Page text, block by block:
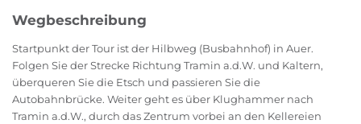
Wegbeschreibung
Startpunkt der Tour ist der Hilbweg (Busbahnhof) in Auer.
Folgen Sie der Strecke Richtung Tramin a.d.W. und Kaltern,
überqueren Sie die Etsch und passieren Sie die
Autobahnbrücke. Weiter geht es über Klughammer nach
Tramin a.d.W., durch das Zentrum vorbei an den Kellereien